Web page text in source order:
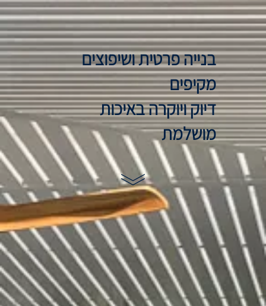
בנייה פרטית ושיפוצים
מקיפים
דיוק ויוקרה באיכות
מושלמת